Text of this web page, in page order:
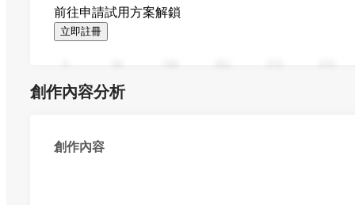
前往申請試用方案解鎖
立即註冊
創作內容分析
創作內容